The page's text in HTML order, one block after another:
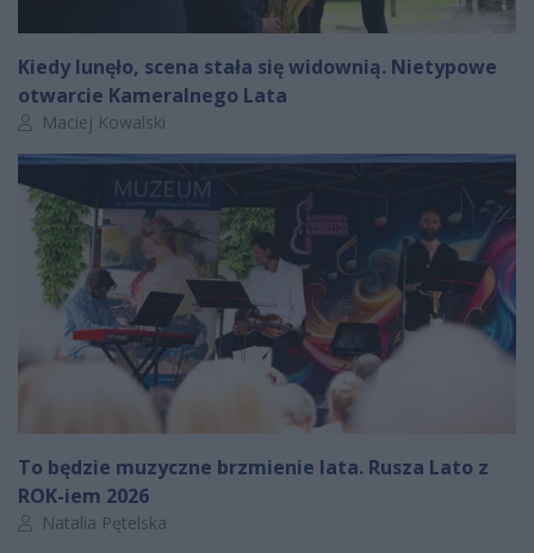
Kiedy lunęło, scena stała się widownią. Nietypowe
otwarcie Kameralnego Lata
Autor artykułu:
Maciej Kowalski
To będzie muzyczne brzmienie lata. Rusza Lato z
ROK-iem 2026
Autor artykułu:
Natalia Pętelska